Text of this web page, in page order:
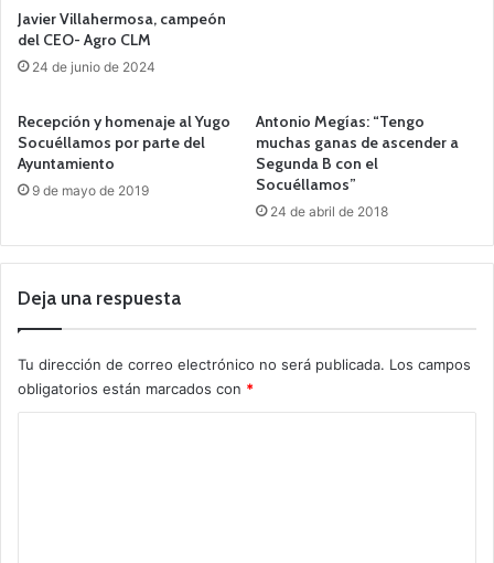
Javier Villahermosa, campeón
del CEO- Agro CLM
24 de junio de 2024
Recepción y homenaje al Yugo
Socuéllamos por parte del
Ayuntamiento
9 de mayo de 2019
Antonio Megías: “Tengo
muchas ganas de ascender a
Segunda B con el
Socuéllamos”
24 de abril de 2018
Deja una respuesta
Tu dirección de correo electrónico no será publicada. Los campos
obligatorios están marcados con *